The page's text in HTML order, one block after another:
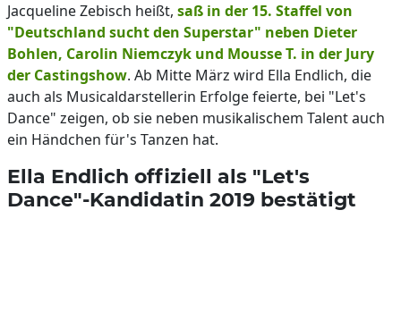
Jacqueline Zebisch heißt, saß in der 15. Staffel von
"Deutschland sucht den Superstar" neben Dieter
Bohlen, Carolin Niemczyk und Mousse T. in der Jury
der Castingshow. Ab Mitte März wird Ella Endlich, die
auch als Musicaldarstellerin Erfolge feierte, bei "Let's
Dance" zeigen, ob sie neben musikalischem Talent auch
ein Händchen für's Tanzen hat.
Ella Endlich offiziell als "Let's
Dance"-Kandidatin 2019 bestätigt